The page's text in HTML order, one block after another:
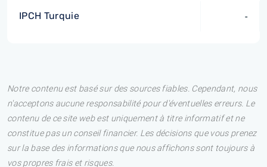
IPCH Turquie -
Notre contenu est basé sur des sources fiables. Cependant, nous
n'acceptons aucune responsabilité pour d'éventuelles erreurs. Le
contenu de ce site web est uniquement à titre informatif et ne
constitue pas un conseil financier. Les décisions que vous prenez
sur la base des informations que nous affichons sont toujours à
vos propres frais et risques.